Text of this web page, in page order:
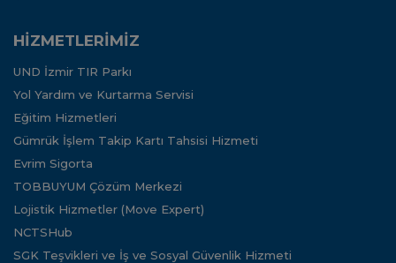
HİZMETLERİMİZ
UND İzmir TIR Parkı
Yol Yardım ve Kurtarma Servisi
Eğitim Hizmetleri
Gümrük İşlem Takip Kartı Tahsisi Hizmeti
Evrim Sigorta
TOBBUYUM Çözüm Merkezi
Lojistik Hizmetler (Move Expert)
NCTSHub
SGK Teşvikleri ve İş ve Sosyal Güvenlik Hizmeti